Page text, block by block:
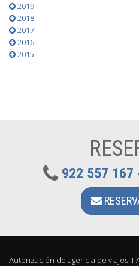
2019
2018
2017
2016
2015
922 557 167
Autorización de agencia de viajes: I-